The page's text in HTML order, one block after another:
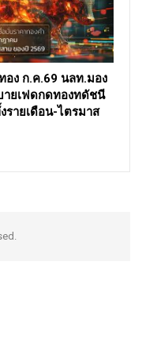
อง ก.ค.69 นลท.มอง
ายเฟดกดทองทดัชนี
รายเดือน-ไตรมาส